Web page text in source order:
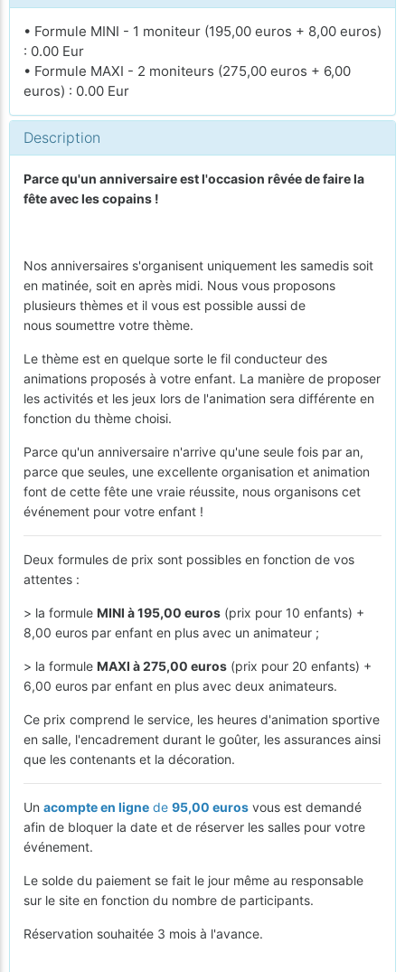
• Formule MINI - 1 moniteur (195,00 euros + 8,00 euros)
: 0.00 Eur
• Formule MAXI - 2 moniteurs (275,00 euros + 6,00
euros) : 0.00 Eur
Description
Parce qu'un anniversaire est l'occasion rêvée de faire la
fête avec les copains !
Nos anniversaires s'organisent uniquement les samedis soit
en matinée, soit en après midi. Nous vous proposons
plusieurs thèmes et il vous est possible aussi de
nous soumettre votre thème.
Le thème est en quelque sorte le fil conducteur des
animations proposés à votre enfant. La manière de proposer
les activités et les jeux lors de l'animation sera différente en
fonction du thème choisi.
Parce qu'un anniversaire n'arrive qu'une seule fois par an,
parce que seules, une excellente organisation et animation
font de cette fête une vraie réussite, nous organisons cet
événement pour votre enfant !
Deux formules de prix sont possibles en fonction de vos
attentes :
> la formule MINI à 195,00 euros (prix pour 10 enfants) +
8,00 euros par enfant en plus avec un animateur ;
> la formule MAXI à 275,00 euros (prix pour 20 enfants) +
6,00 euros par enfant en plus avec deux animateurs.
Ce prix comprend le service, les heures d'animation sportive
en salle, l'encadrement durant le goûter, les assurances ainsi
que les contenants et la décoration.
Un acompte en ligne de 95,00 euros vous est demandé
afin de bloquer la date et de réserver les salles pour votre
événement.
Le solde du paiement se fait le jour même au responsable
sur le site en fonction du nombre de participants.
Réservation souhaitée 3 mois à l'avance.